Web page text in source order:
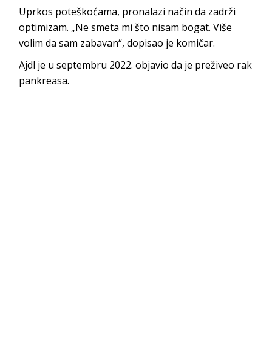
Uprkos poteškoćama, pronalazi način da zadrži
optimizam. „Ne smeta mi što nisam bogat. Više
volim da sam zabavan“, dopisao je komičar.
Ajdl je u septembru 2022. objavio da je preživeo rak
pankreasa.